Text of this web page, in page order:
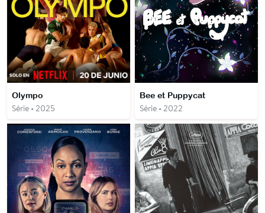
Olympo
Série • 2025
Bee et Puppycat
Série • 2022